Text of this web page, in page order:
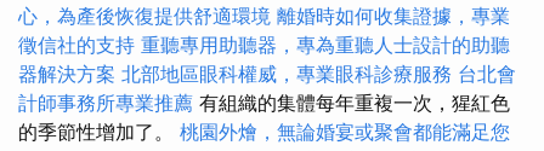
心，為產後恢復提供舒適環境 離婚時如何收集證據，專業
徵信社的支持 重聽專用助聽器，專為重聽人士設計的助聽
器解決方案 北部地區眼科權威，專業眼科診療服務 台北會
計師事務所專業推薦 有組織的集體每年重複一次，猩紅色
的季節性增加了。 桃園外燴，無論婚宴或聚會都能滿足您